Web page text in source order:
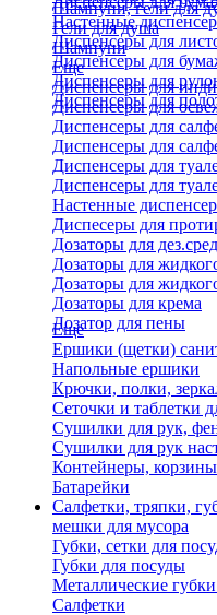
Шампуни, гели для
Гели для душа
Шампуни
Настенные
Диспенсеры для
Диспенсеры для
Диспенсеры для
Диспенсеры для
Еще
Диспенсеры для
Диспенсеры для
Диспенсеры для
Диспенсеры для
Диспенсеры для
Диспенсеры для
Настенные
Диспесеры для
Дозаторы для
Дозаторы для
Дозаторы для
Дозаторы для крема
Дозатор для пены
Еще
Ершики (щетки)
Напольные ершики
Крючки, полки,
Сеточки и таблетки
Сушилки для рук,
Сушилки для рук
Контейнеры,
Батарейки
Салфетки, тряпки,
мешки для мусора
Губки, сетки для
Губки для посуды
Металлические
Салфетки